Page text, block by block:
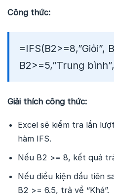
Công thức:
=IFS(B2>=8,”Giỏi”,
B2>=5,”Trung
Giải thích công thức:
Excel sẽ kiểm tra lần
hàm IFS.
Nếu B2 >= 8, kết quả trả
Nếu điều kiện đầu tiên
B2 >= 6.5, trả về “Khá”.